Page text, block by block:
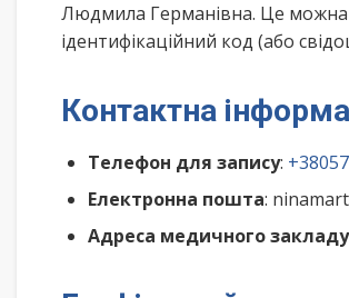
Людмила Германівна. Це можна
ідентифікаційний код (або
Контактна
Телефон для запису:
Електронна пошта:
Адреса медичного закладу